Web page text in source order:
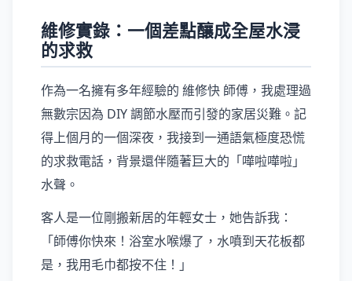
維修實錄：一個差點釀成全屋水浸
的求救
作為一名擁有多年經驗的 維修快 師傅，我處理過
無數宗因為 DIY 調節水壓而引發的家居災難。記
得上個月的一個深夜，我接到一通語氣極度恐慌
的求救電話，背景還伴隨著巨大的「嘩啦嘩啦」
水聲。
客人是一位剛搬新居的年輕女士，她告訴我：
「師傅你快來！浴室水喉爆了，水噴到天花板都
是，我用毛巾都按不住！」